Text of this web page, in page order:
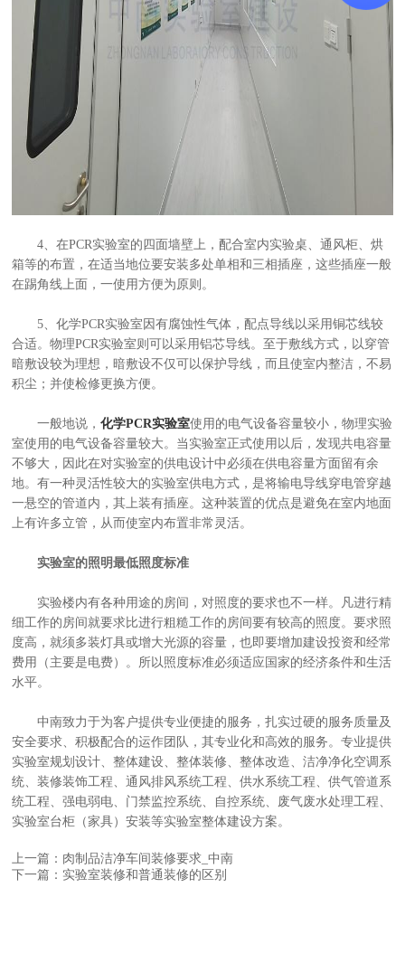
4、在PCR实验室的四面墙壁上，配合室内实验桌、通风柜、烘
箱等的布置，在适当地位要安装多处单相和三相插座，这些插座一般
在踢角线上面，一使用方便为原则。
5、化学PCR实验室因有腐蚀性气体，配点导线以采用铜芯线较
合适。物理PCR实验室则可以采用铝芯导线。至于敷线方式，以穿管
暗敷设较为理想，暗敷设不仅可以保护导线，而且使室内整洁，不易
积尘；并使检修更换方便。
一般地说，化学PCR实验室使用的电气设备容量较小，物理实验
室使用的电气设备容量较大。当实验室正式使用以后，发现共电容量
不够大，因此在对实验室的供电设计中必须在供电容量方面留有余
地。有一种灵活性较大的实验室供电方式，是将输电导线穿电管穿越
一悬空的管道内，其上装有插座。这种装置的优点是避免在室内地面
上有许多立管，从而使室内布置非常灵活。
实验室的照明最低照度标准
实验楼内有各种用途的房间，对照度的要求也不一样。凡进行精
细工作的房间就要求比进行粗糙工作的房间要有较高的照度。要求照
度高，就须多装灯具或增大光源的容量，也即要增加建设投资和经常
费用（主要是电费）。所以照度标准必须适应国家的经济条件和生活
水平。
中南致力于为客户提供专业便捷的服务，扎实过硬的服务质量及
安全要求、积极配合的运作团队，其专业化和高效的服务。专业提供
实验室规划设计、整体建设、整体装修、整体改造、洁净净化空调系
统、装修装饰工程、通风排风系统工程、供水系统工程、供气管道系
统工程、强电弱电、门禁监控系统、自控系统、废气废水处理工程、
实验室台柜（家具）安装等实验室整体建设方案。
上一篇：肉制品洁净车间装修要求_中南
下一篇：实验室装修和普通装修的区别